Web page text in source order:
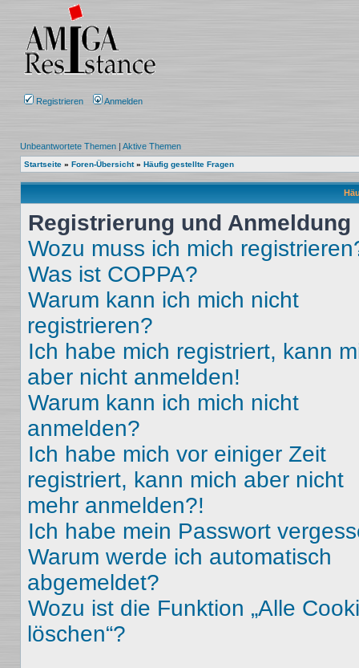
Registrieren Anmelden
Unbeantwortete Themen | Aktive Themen
Startseite » Foren-Übersicht» Häufig gestellte Fragen
Registrierung und Anmeldung
Wozu muss ich mich
Was ist COPPA?
Warum kann ich mich nicht
registrieren?
Ich habe mich registriert, kann
aber nicht anmelden!
Warum kann ich mich nicht
anmelden?
Ich habe mich vor einiger Zeit
registriert, kann mich aber nicht
mehr anmelden?!
Ich habe mein Passwort
Warum werde ich automatisch
abgemeldet?
Wozu ist die Funktion „Alle
löschen“?